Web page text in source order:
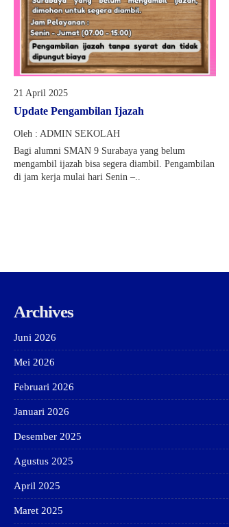
21 April 2025
Update Pengambilan Ijazah
Oleh : ADMIN SEKOLAH
Bagi alumni SMAN 9 Surabaya yang belum
mengambil ijazah bisa segera diambil. Pengambilan
di jam kerja mulai hari Senin –..
Archives
Juni 2026
Mei 2026
Februari 2026
Januari 2026
Desember 2025
Agustus 2025
April 2025
Maret 2025